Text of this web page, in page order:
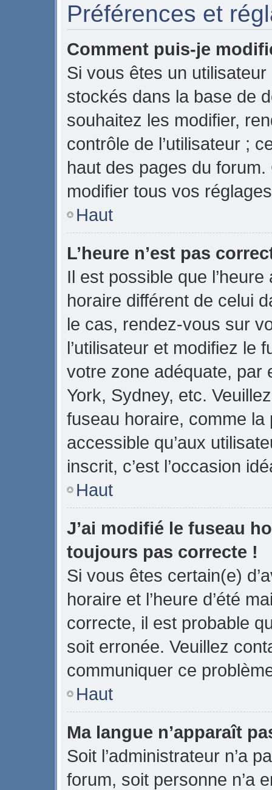
Préférences et
Comment puis-je
Si vous êtes un
stockés dans la base de
souhaitez les modifier,
contrôle de l’utilisateur ;
haut des pages du
modifier tous vos
Haut
L’heure n’est pas
Il est possible que
horaire différent de celui
le cas, rendez-vous sur
l’utilisateur et modifiez le
votre zone adéquate, par
York, Sydney, etc.
fuseau horaire, comme la
accessible qu’aux
inscrit, c’est l’occasion
Haut
J’ai modifié le fuseau
toujours pas correcte !
Si vous êtes certain(e)
horaire et l’heure d’été
correcte, il est probable
soit erronée. Veuillez
communiquer ce
Haut
Ma langue n’apparaît
Soit l’administrateur n’a
forum, soit personne n’a